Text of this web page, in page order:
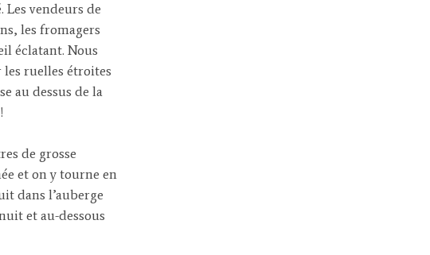
vendeurs de
les fromagers
éclatant. Nous
les ruelles étroites
au dessus de la
de grosse
et on y tourne en
dans l’auberge
et au-dessous